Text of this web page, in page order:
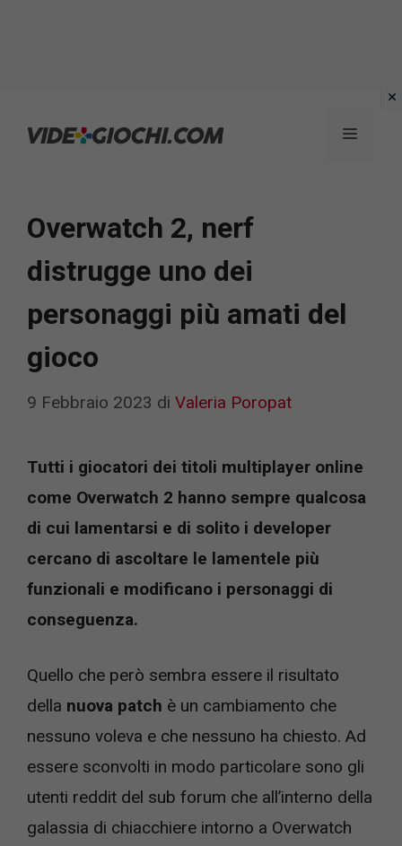
Menu
Overwatch 2, nerf
distrugge uno dei
personaggi più amati del
gioco
9 Febbraio 2023 di Valeria Poropat
Tutti i giocatori dei titoli multiplayer online
come Overwatch 2 hanno sempre qualcosa
di cui lamentarsi e di solito i developer
cercano di ascoltare le lamentele più
funzionali e modificano i personaggi di
conseguenza.
Quello che però sembra essere il risultato
della nuova patch è un cambiamento che
nessuno voleva e che nessuno ha chiesto. Ad
essere sconvolti in modo particolare sono gli
utenti reddit del sub forum che all’interno della
galassia di chiacchiere intorno a Overwatch